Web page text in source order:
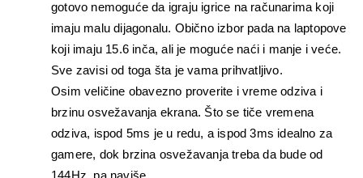
gotovo nemoguće da igraju igrice na računarima koji
imaju malu dijagonalu. Obično izbor pada na laptopove
koji imaju 15.6 inča, ali je moguće naći i manje i veće.
Sve zavisi od toga šta je vama prihvatljivo.
Osim veličine obavezno proverite i vreme odziva i
brzinu osvežavanja ekrana. Što se tiče vremena
odziva, ispod 5ms je u redu, a ispod 3ms idealno za
gamere, dok brzina osvežavanja treba da bude od